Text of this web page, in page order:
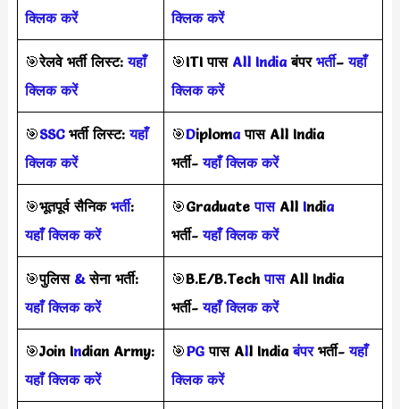
क्लिक करें
क्लिक करें
🎯रेलवे भर्ती लिस्ट: यहाँ
क्लिक करें
🎯ITI पास All Indiaबंपर भर्ती– यहाँ
क्लिक करें
🎯SSCभर्ती लिस्ट: यहाँ
क्लिक करें
🎯Diplomaपास All India
भर्ती- यहाँ क्लिक करें
🎯भूतपूर्व सैनिक भर्ती:
यहाँ क्लिक करें
🎯GraduateपासAll India
भर्ती- यहाँ क्लिक करें
🎯पुलिस &सेना भर्ती:
यहाँ क्लिक करें
🎯B.E/B.Techपास All India
भर्ती- यहाँ क्लिक करें
🎯Join Indian Army:
यहाँ क्लिक करें
🎯PGपास All Indiaबंपरभर्ती- यहाँ
क्लिक करें